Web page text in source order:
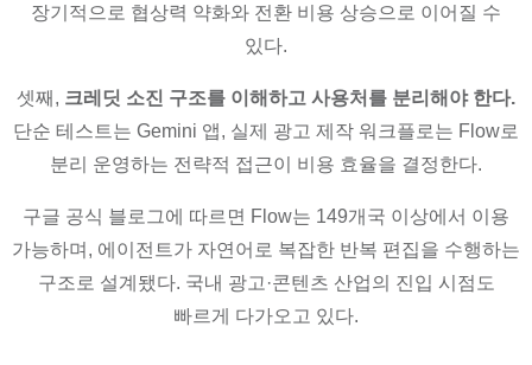
장기적으로 협상력 약화와 전환 비용 상승으로 이어질 수
있다.
셋째, 크레딧 소진 구조를 이해하고 사용처를 분리해야 한다.
단순 테스트는 Gemini 앱, 실제 광고 제작 워크플로는 Flow로
분리 운영하는 전략적 접근이 비용 효율을 결정한다.
구글 공식 블로그에 따르면 Flow는 149개국 이상에서 이용
가능하며, 에이전트가 자연어로 복잡한 반복 편집을 수행하는
구조로 설계됐다. 국내 광고·콘텐츠 산업의 진입 시점도
빠르게 다가오고 있다.